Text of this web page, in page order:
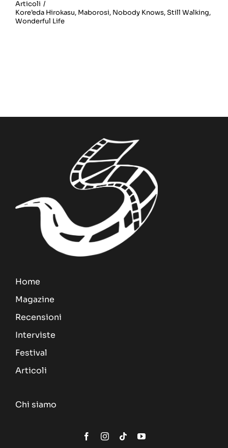
Articoli /
Kore’eda Hirokasu, Maborosi, Nobody Knows,Still Walking,
Wonderful Life
Home
Magazine
Recensioni
Interviste
Festival
Articoli
Chi siamo